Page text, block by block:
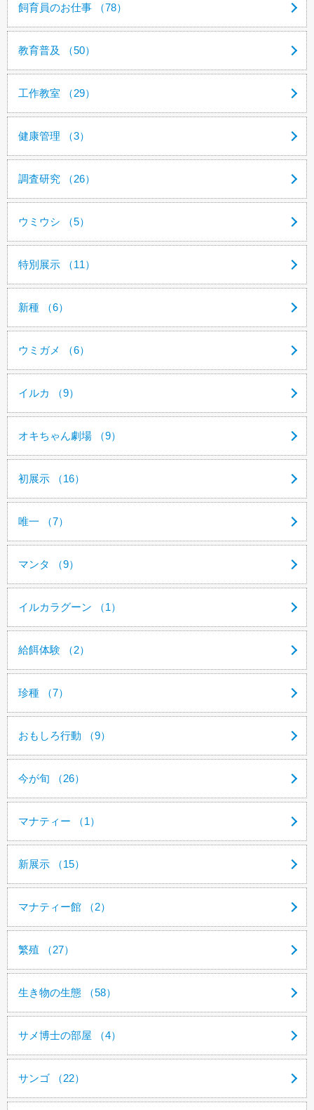
飼育員のお仕事 （78）
教育普及 （50）
工作教室 （29）
健康管理 （3）
調査研究 （26）
ウミウシ （5）
特別展示 （11）
新種 （6）
ウミガメ （6）
イルカ （9）
オキちゃん劇場 （9）
初展示 （16）
唯一 （7）
マンタ （9）
イルカラグーン （1）
給餌体験 （2）
珍種 （7）
おもしろ行動 （9）
今が旬 （26）
マナティー （1）
新展示 （15）
マナティー館 （2）
繁殖 （27）
生き物の生態 （58）
サメ博士の部屋 （4）
サンゴ （22）